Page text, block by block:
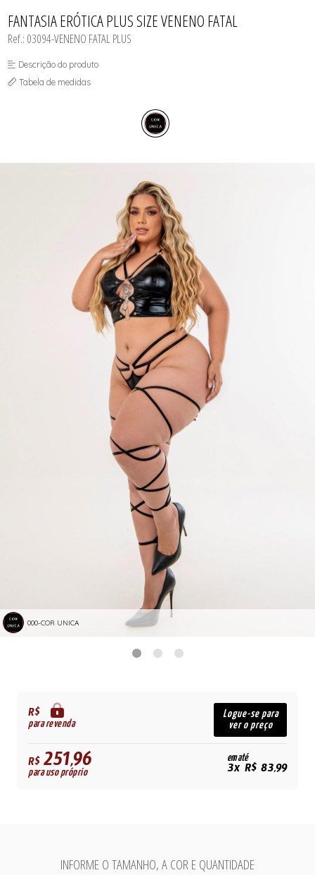
NOIVAS
POLICIAIS
PRETAS
VERMELHAS
MEIAS
CONJUNTOS
CORPETES, ESPARTILHOS E
CORSELETS
FANTASIAS
FANTASIA ERÓTICA PLUS SIZE VENENO FATAL
Ref.: 03094-VENENO FATAL PLUS
Descrição do produto
Tabela de medidas
000-COR UNICA
R$
para revenda
Logue-se para
ver o preço
R$251,96
para uso próprio
em até
3x R$ 83,99
INFORME O TAMANHO, A COR E QUANTIDADE